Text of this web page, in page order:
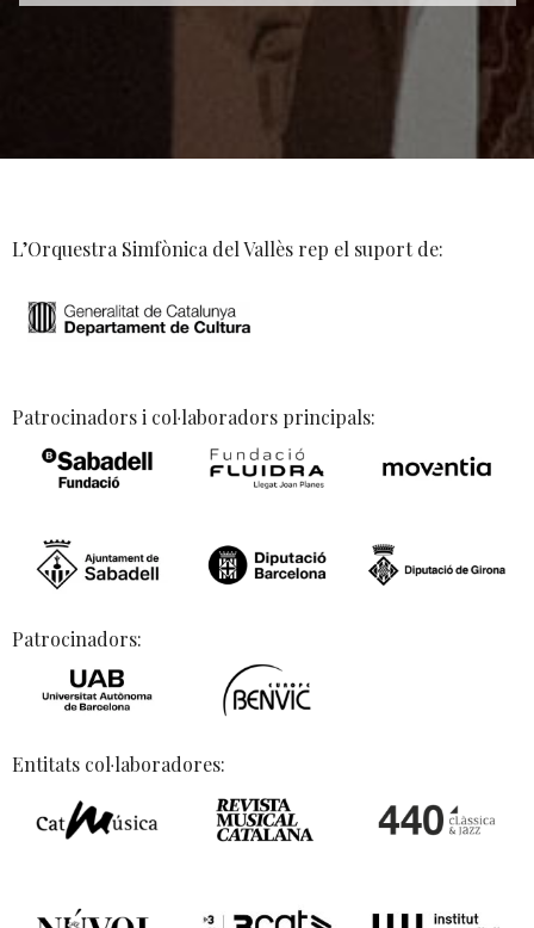
L’Orquestra Simfònica del Vallès rep el suport de:
Patrocinadors i col·laboradors principals:
Patrocinadors:
Entitats col·laboradores: